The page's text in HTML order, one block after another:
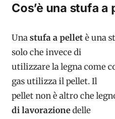
Cos’è una stufa a
Unastufa a pelletè una
solo che invece di
utilizzare la legna come
gas utilizza il pellet. Il
pellet non è altro che
di lavorazionedelle